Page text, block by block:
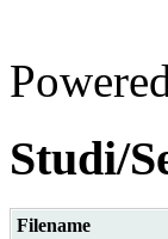
Studi/
Filename